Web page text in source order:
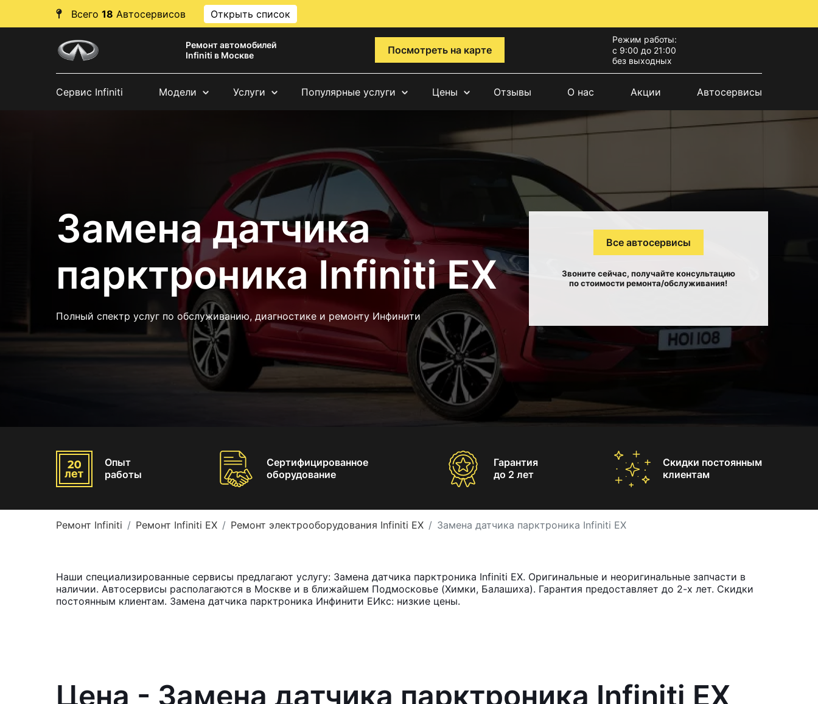
Всего 18 Автосервисов Открыть список
Ремонт автомобилей
Infiniti в Москве
Посмотреть на карте
Режим работы:
с 9:00 до 21:00
без выходных
Сервис Infiniti Модели Услуги Популярные услуги Цены Отзывы О нас Акции Автосервисы
Замена датчика
парктроника Infiniti EX
Полный спектр услуг по обслуживанию, диагностике и ремонту Инфинити
Все автосервисы
Звоните сейчас, получайте консультацию
по стоимости ремонта/обслуживания!
Опыт
работы
Сертифицированное
оборудование
Гарантия
до 2 лет
Скидки постоянным
клиентам
Ремонт Infiniti Ремонт Infiniti EX Ремонт электрооборудования Infiniti EX Замена датчика парктроника Infiniti EX
Наши специализированные сервисы предлагают услугу: Замена датчика парктроника Infiniti EX. Оригинальные и неоригинальные запчасти в
наличии. Автосервисы располагаются в Москве и в ближайшем Подмосковье (Химки, Балашиха). Гарантия предоставляет до 2-х лет. Скидки
постоянным клиентам. Замена датчика парктроника Инфинити ЕИкс: низкие цены.
Цена - Замена датчика парктроника Infiniti EX